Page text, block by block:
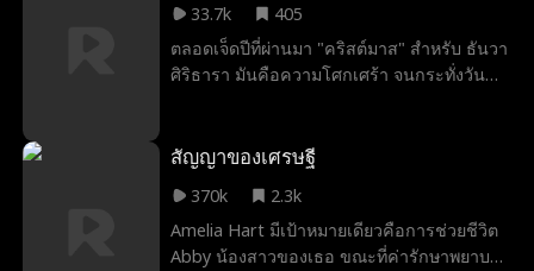
ของเธอ
33.7k
405
ตลอดเจ็ดปีที่ผ่านมา "คริสต์มาส" สำหรับ ธันวา
ศิริธารา มันคือความโศกเศร้า จนกระทั่งวัน
อยู่ แต่เธอกลับไม่สามารถขยับตัว พูด หรือ
กับความเจ็บปวดและโชคชะตา คำถามเดียว
คือ รักแท้จะสามารถเอาชนะทุกสิ่งได้จริงหรือ
ไม่
สัญญาของเศรษฐี
370k
2.3k
Amelia Hart มีเป้าหมายเดียวคือการช่วยชีวิต
Abby น้องสาวของเธอ ขณะที่ค่ารักษาพยาบาล